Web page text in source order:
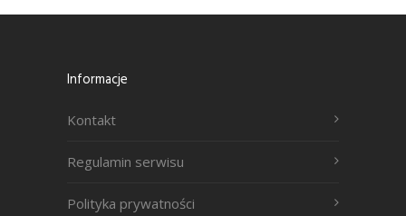
Informacje
Kontakt
Regulamin serwisu
Polityka prywatności